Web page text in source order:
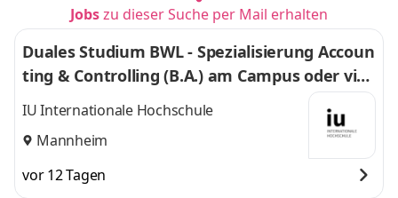
Jobszu dieser Suche per Mail erhalten
Duales Studium BWL - Spezialisierung Accoun
ting & Controlling (B.A.) am Campus oder virt
uell
IU Internationale Hochschule
Mannheim
vor 12 Tagen